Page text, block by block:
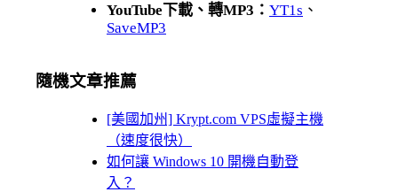
YouTube下載、轉MP3： YT1s 、
SaveMP3
隨機文章推薦
[美國加州] Krypt.com VPS虛擬主機
（速度很快）
如何讓 Windows 10 開機自動登
入？